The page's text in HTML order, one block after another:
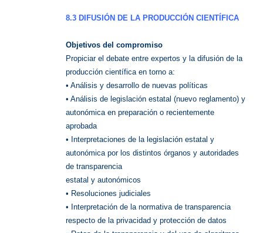
8.3 DIFUSIÓN DE LA PRODUCCIÓN CIENTÍFICA
Objetivos del compromiso
Propiciar el debate entre expertos y la difusión de la
producción científica en torno a:
• Análisis y desarrollo de nuevas políticas
• Análisis de legislación estatal (nuevo reglamento) y
autonómica en preparación o recientemente
aprobada
• Interpretaciones de la legislación estatal y
autonómica por los distintos órganos y autoridades
de transparencia
estatal y autonómicos
• Resoluciones judiciales
• Interpretación de la normativa de transparencia
respecto de la privacidad y protección de datos